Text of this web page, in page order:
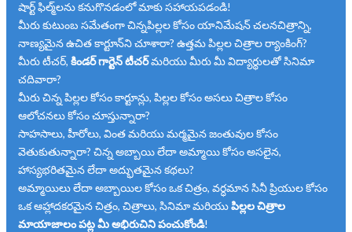
షార్ట్ ఫిల్మ్‌లను కనుగొనడంలో మాకు సహాయపడండి!
మీరు కుటుంబ సమేతంగా చిన్నపిల్లల కోసం యానిమేషన్ చలనచిత్రాన్ని,
నాణ్యమైన ఉచిత కార్టూన్‌ని చూశారా? ఉత్తమ పిల్లల చిత్రాల ర్యాంకింగ్?
మీరు టీచర్, కిండర్ గార్టెన్ టీచర్మరియు మీరు మీ విద్యార్థులతో సినిమా
చదివారా?
మీరు చిన్న పిల్లల కోసం కార్టూన్లు, పిల్లల కోసం అసలు చిత్రాల కోసం
ఆలోచనలు కోసం చూస్తున్నారా?
సాహసాలు, హీరోలు, వింత మరియు మర్మమైన జంతువుల కోసం
వెతుకుతున్నారా? చిన్న అబ్బాయి లేదా అమ్మాయి కోసం అసలైన,
హాస్యభరితమైన లేదా అద్భుతమైన కథలు?
అమ్మాయిలు లేదా అబ్బాయిల కోసం ఒక చిత్రం, వర్ధమాన సినీ ప్రియుల కోసం
ఒక ఆహ్లాదకరమైన చిత్రం, చిత్రాలు, సినిమా మరియుపిల్లల చిత్రాల
మాయాజాలం పట్ల మీ అభిరుచిని పంచుకోండి!